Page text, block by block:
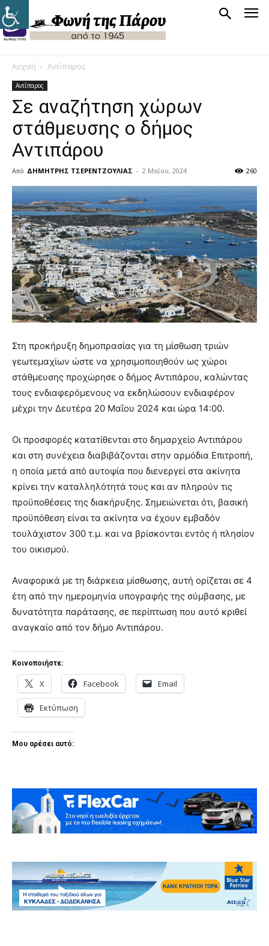
Αρχική Αντίπαρος
Αντίπαρος
Σε αναζήτηση χώρων
στάθμευσης ο δήμος
Αντιπάρου
Από ΔΗΜΗΤΡΗΣ ΤΣΕΡΕΝΤΖΟΥΛΙΑΣ - 2 Μαΐου, 2024 260
Στη προκήρυξη δημοπρασίας για τη μίσθωση τριών
γεωτεμαχίων ώστε να χρησιμοποιηθούν ως χώροι
στάθμευσης προχώρησε ο δήμος Αντιπάρου, καλώντας
τους ενδιαφερόμενους να εκδηλώσουν ενδιαφέρον
μέχρι την Δευτέρα 20 Μαΐου 2024 και ώρα 14:00.
Οι προσφορές κατατίθενται στο δημαρχείο Αντιπάρου
και στη συνέχεια διαβιβάζονται στην αρμόδια Επιτροπή,
η οποία μετά από αυτοψία που διενεργεί στα ακίνητα
κρίνει την καταλληλότητά τους και αν πληρούν τις
προϋποθέσεις της διακήρυξης. Σημειώνεται ότι, βασική
προϋπόθεση είναι τα ακίνητα να έχουν εμβαδόν
τουλάχιστον 300 τ.μ. και να βρίσκονται εντός ή πλησίον
του οικισμού.
Αναφορικά με τη διάρκεια μίσθωσης, αυτή ορίζεται σε 4
έτη από την ημερομηνία υπογραφής της σύμβασης, με
δυνατότητα παράτασης, σε περίπτωση που αυτό κριθεί
αναγκαίο από τον δήμο Αντιπάρου.
Κοινοποιήστε:
X Facebook Email
Εκτύπωση
Μου αρέσει αυτό: